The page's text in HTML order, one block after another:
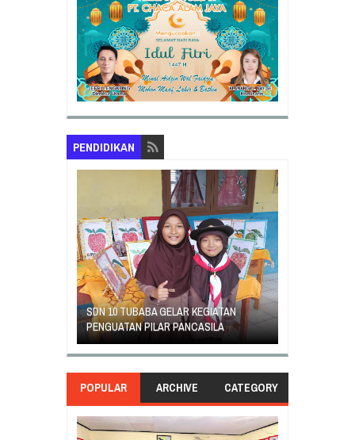
PENDIDIKAN
TUBABA GELAR KEGIATAN
PILAR PANCASILA
GEJOLAK PIHAK SEKOLAH SD INPRES
KLABAT DENGAN ORANG TUA MURID
BERAKHIR DAMAI
POPULAR ARCHIVE CATEGORY